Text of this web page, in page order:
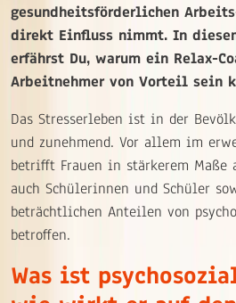
gesundheitsförderlichen
direkt Einfluss nimmt. In
erfährst Du, warum ein Relax-
Arbeitnehmer von Vorteil sein
Das Stresserleben ist in der
und zunehmend. Vor allem im
betrifft Frauen in stärkerem Maße
auch Schülerinnen und Schüler
beträchtlichen Anteilen von
betroffen.
Was ist